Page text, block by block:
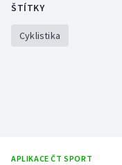
ŠTÍTKY
Cyklistika
APLIKACE ČT SPORT